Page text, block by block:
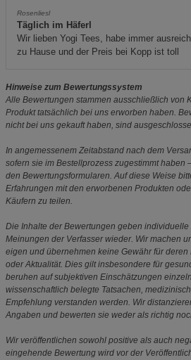
Rosenliesl
Täglich im Häferl
Wir lieben Yogi Tees, habe immer
zu Hause und der Preis bei Kopp ist toll
Hinweise zum Bewertungssystem
Alle Bewertungen stammen ausschließlich von
Produkt tatsächlich bei uns erworben haben.
nicht bei uns gekauft haben, sind
In angemessenem Zeitabstand nach dem
sofern sie im Bestellprozess zugestimmt haben
den Bewertungsformularen. Auf diese Weise
Erfahrungen mit den erworbenen Produkten
Käufern zu teilen.
Die Inhalte der Bewertungen geben
Meinungen der Verfasser wieder. Wir machen
eigen und übernehmen keine Gewähr für
oder Aktualität. Dies gilt insbesondere für
beruhen auf subjektiven Einschätzungen
wissenschaftlich belegte Tatsachen,
Empfehlung verstanden werden. Wir
Angaben und bewerten sie weder als richtig
Wir veröffentlichen sowohl positive als auch
eingehende Bewertung wird vor der